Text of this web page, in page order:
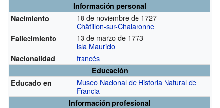
Información personal
Nacimiento
18 de noviembre de 1727
Châtillon-sur-Chalaronne
Fallecimiento
13 de marzo de 1773
isla Mauricio
Nacionalidad francés
Educación
Educado en
Museo Nacional de Historia Natural de
Francia
Información profesional